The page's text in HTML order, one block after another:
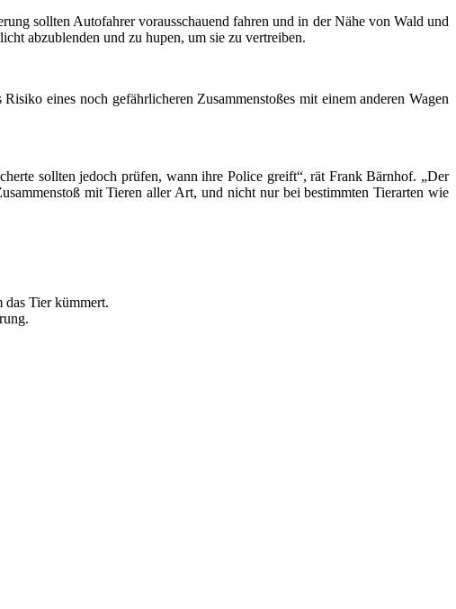
sollten Autofahrer vorausschauend fahren und in der Nähe von Wald und
abzublenden und zu hupen, um sie zu vertreiben.
eines noch gefährlicheren Zusammenstoßes mit einem anderen Wagen
sollten jedoch prüfen, wann ihre Police greift“, rät Frank Bärnhof. „Der
mit Tieren aller Art, und nicht nur bei bestimmten Tierarten wie
Tier kümmert.